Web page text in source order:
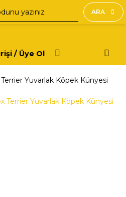
ARA
/ Üye Ol